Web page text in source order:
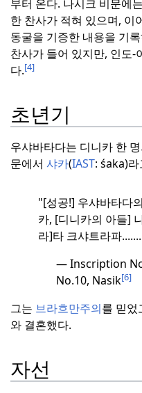
부터 온다. 나시크 비문에는
한 찬사가 적혀 있으며, 이
동굴을 기증한 내용을 기
찬사가 들어 있지만, 인도-
다.[4]
초년기
우샤바타다는 디니카 한
문에서 샤카(IAST: śaka)
"[성공!] 우샤바타다
카, [디니카의 아들]
라]타 크샤트라파.......
—Inscription
No.10, Nasik[6]
그는 브라흐만주의를 믿었
와 결혼했다.
자선